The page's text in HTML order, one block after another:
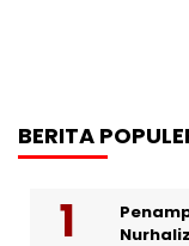
BERITA